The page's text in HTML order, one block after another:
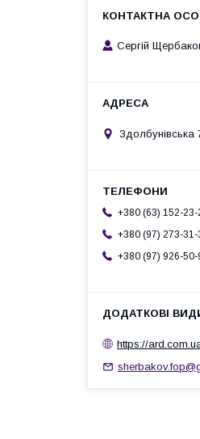
Сергій
Здолбунівська
+380 (63) 152-23-
+380 (97) 273-31-
+380 (97) 926-50-
https://